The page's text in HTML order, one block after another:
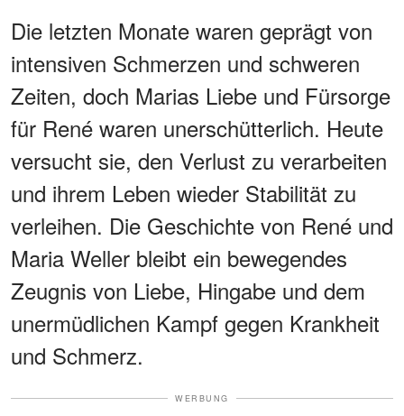
Die letzten Monate waren geprägt von
intensiven Schmerzen und schweren
Zeiten, doch Marias Liebe und Fürsorge
für René waren unerschütterlich. Heute
versucht sie, den Verlust zu verarbeiten
und ihrem Leben wieder Stabilität zu
verleihen. Die Geschichte von René und
Maria Weller bleibt ein bewegendes
Zeugnis von Liebe, Hingabe und dem
unermüdlichen Kampf gegen Krankheit
und Schmerz.
WERBUNG